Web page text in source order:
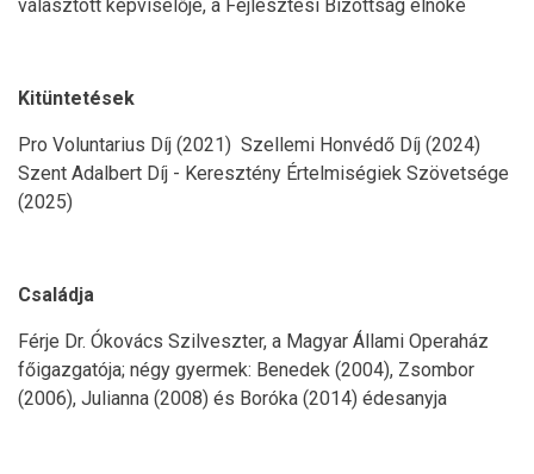
választott képviselője, a Fejlesztési Bizottság elnöke
Kitüntetések
Pro Voluntarius Díj (2021) Szellemi Honvédő Díj (2024)
Szent Adalbert Díj - Keresztény Értelmiségiek Szövetsége
(2025)
Családja
Férje Dr. Ókovács Szilveszter, a Magyar Állami Operaház
főigazgatója; négy gyermek: Benedek (2004), Zsombor
(2006), Julianna (2008) és Boróka (2014) édesanyja